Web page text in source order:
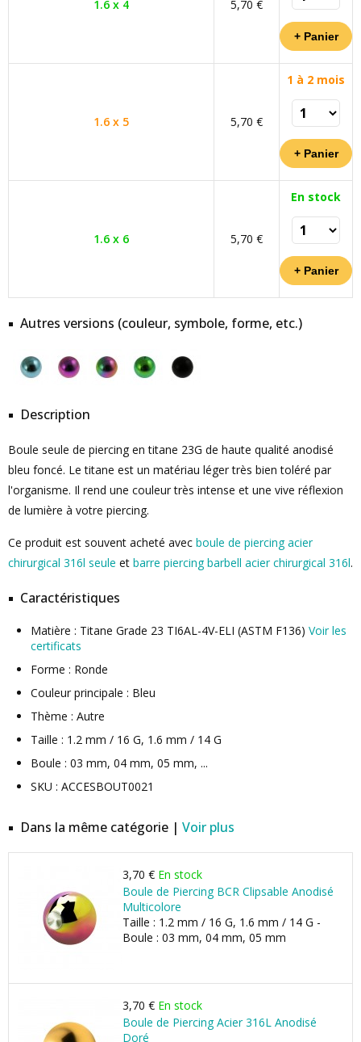
1.6 x 4 5,70 €
1.6 x 5 5,70 €
1 à 2 mois
1.6 x 6 5,70 €
En stock
Autres versions (couleur, symbole, forme, etc.)
Description
Boule seule de piercing en titane 23G de haute qualité anodisé
bleu foncé. Le titane est un matériau léger très bien toléré par
l'organisme. Il rend une couleur très intense et une vive réflexion
de lumière à votre piercing.
Ce produit est souvent acheté avec boule de piercing acier
chirurgical 316l seule et barre piercing barbell acier chirurgical 316l.
Caractéristiques
Matière : Titane Grade 23 TI6AL-4V-ELI (ASTM F136) Voir les
certificats
Forme : Ronde
Couleur principale : Bleu
Thème : Autre
Taille : 1.2 mm / 16 G, 1.6 mm / 14 G
Boule : 03 mm, 04 mm, 05 mm, ...
SKU : ACCESBOUT0021
Dans la même catégorie | Voir plus
3,70 € En stock
Boule de Piercing BCR Clipsable Anodisé
Multicolore
Taille : 1.2 mm / 16 G, 1.6 mm / 14 G -
Boule : 03 mm, 04 mm, 05 mm
3,70 € En stock
Boule de Piercing Acier 316L Anodisé
Doré